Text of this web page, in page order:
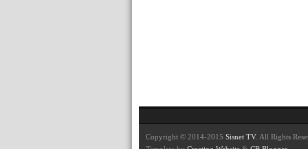
Copyright © 2014-2015 Sisnet TV. All Rights